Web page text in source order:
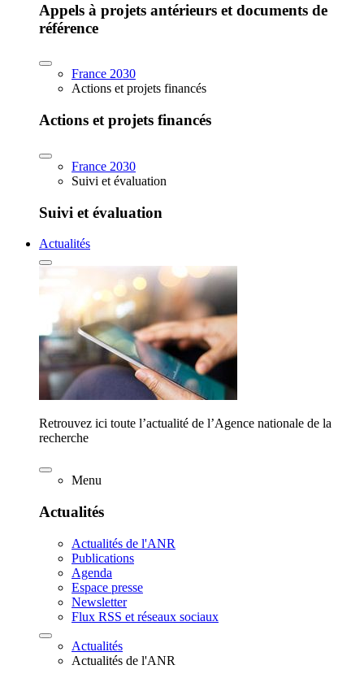
Appels à projets antérieurs et documents de
référence
France 2030
Actions et projets financés
Actions et projets financés
France 2030
Suivi et évaluation
Suivi et évaluation
Actualités
Retrouvez ici toute l’actualité de l’Agence nationale de la
recherche
Menu
Actualités
Actualités de l'ANR
Publications
Agenda
Espace presse
Newsletter
Flux RSS et réseaux sociaux
Actualités
Actualités de l'ANR